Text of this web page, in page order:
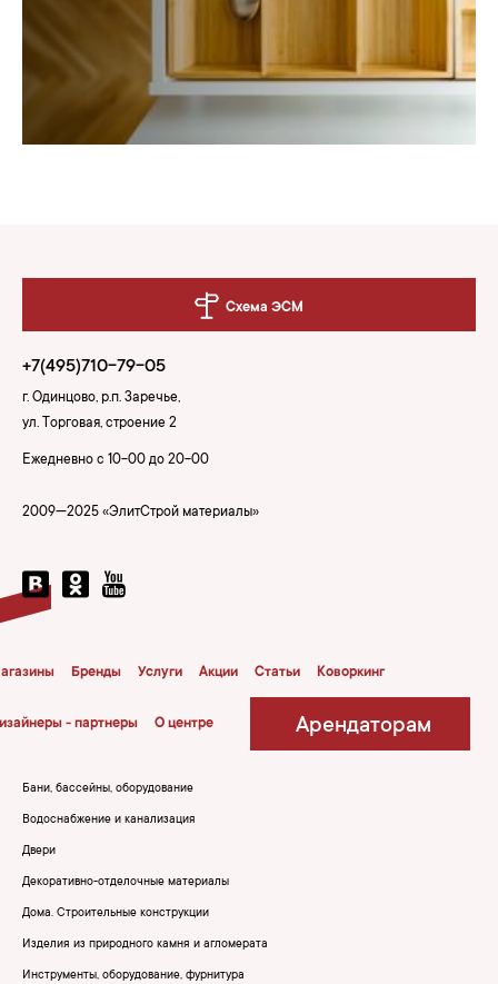
Схема ЭСМ
+7(495)710-79-05
г. Одинцово, р.п. Заречье,
ул. Торговая, строение 2
Ежедневно с 10-00 до 20-00
2009—2025 «ЭлитСтрой материалы»
Бренды Услуги Акции Статьи Коворкинг
- партнеры О центре Арендаторам
Бани, бассейны, оборудование
Водоснабжение и канализация
Двери
Декоративно-отделочные материалы
Дома. Строительные конструкции
Изделия из природного камня и агломерата
Инструменты, оборудование, фурнитура